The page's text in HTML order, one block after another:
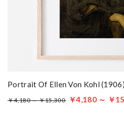
Portrait Of Ellen Von Kohl
￥4,180 ～ ￥15,300 ￥4,180 ～ ￥